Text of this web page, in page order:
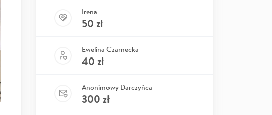
Irena
50 zł
Ewelina Czarnecka
40 zł
Anonimowy Darczyńca
300 zł